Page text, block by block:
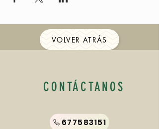
VOLVER ATRÁS
CONTÁCTANOS
677583151